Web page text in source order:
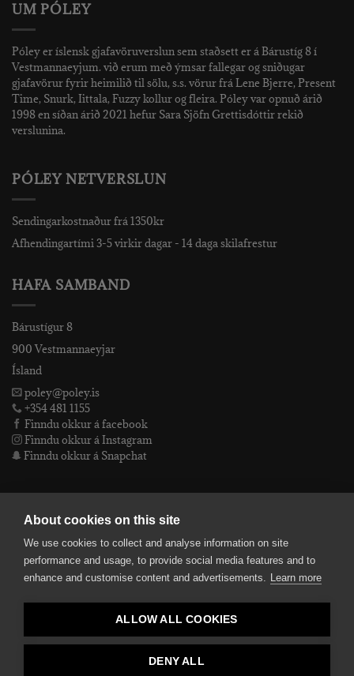
UM PÓLEY
Póley er íslensk gjafavöruverslun sem staðsett er á Bárustíg 8 í
Vestmannaeyjum. við erum með ýmsar fallegar og sniðugar
gjafavörur fyrir heimilið til sölu, s.s. vörur frá Lene Bjerre, Present
Time, Snurk, Iittala, Fuzzy kollur og fleira. Póley var opnuð árið
1998 en síðan árið 2021 hefur Sara Sjöfn Grettisdóttir rekið
verslunina.
PÓLEY NETVERSLUN
Sendingarkostnaður frá 1350kr
Afhendingartími 3-5 virkir dagar - 14 daga skilafrestur
HAFA SAMBAND
Bárustígur 8
900 Vestmannaeyjar
Ísland
poley@poley.is
+354 481 1155
Finndu okkur á facebook
Finndu okkur á Instagram
Finndu okkur á Snapchat
Póley ehf
kt: 4905072480
smelltu hér fyrir Lógóið okkar í fullri upplausn
Bankaupplýsingar
reikningsnúmer: 582-26-5848
About cookies on this site
We use cookies to collect and analyse information on site
performance and usage, to provide social media features and to
enhance and customise content and advertisements. Learn more
ALLOW ALL COOKIES
DENY ALL